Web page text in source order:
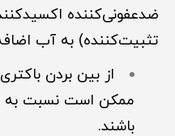
ضدعفونی‌کننده
تثبیت‌کننده) به آب
از بین بردن
ممکن است نسبت به
باشند.